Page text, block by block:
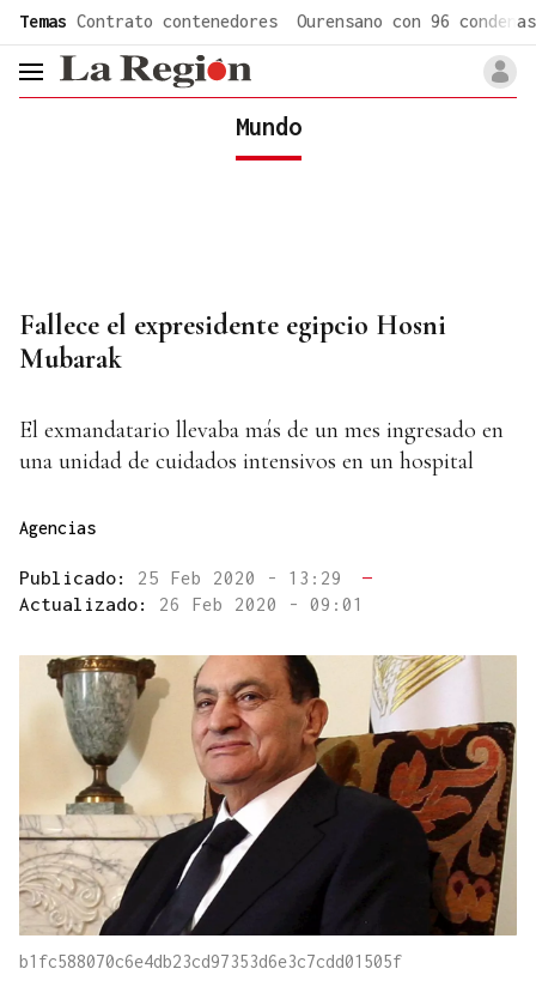
Temas Contrato contenedores Ourensano con 96 condenas
header.menu.open
Mundo
Fallece el expresidente egipcio Hosni
Mubarak
El exmandatario llevaba más de un mes ingresado en
una unidad de cuidados intensivos en un hospital
Agencias
Publicado: 25 Feb 2020 - 13:29
—
Actualizado: 26 Feb 2020 - 09:01
b1fc588070c6e4db23cd97353d6e3c7cdd01505f